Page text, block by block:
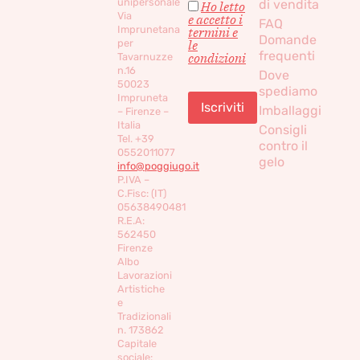
Via
Imprunetana
per
Tavarnuzze
n.16
50023
Impruneta
– Firenze –
Italia
Tel. +39
0552011077
info@poggiugo.it
P.IVA –
C.Fisc: (IT)
05638490481
R.E.A:
562450
Firenze
Albo
Lavorazioni
Artistiche
e
Tradizionali
n. 173862
Capitale
sociale:
Ho letto
e accetto i
termini e
le
condizioni
di vendita
FAQ
Domande
frequenti
Dove
spediamo
Imballaggi
Consigli
contro il
gelo